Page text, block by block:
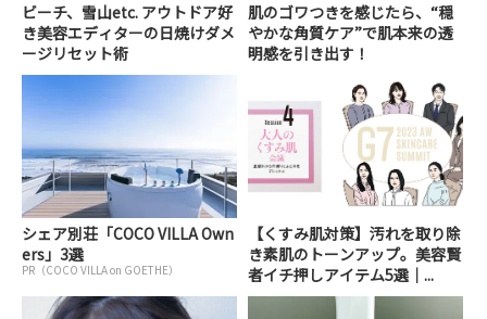
ビーチ、雪山etc. アウトドア好
き美容エディターの日焼けダメ
ージリセット術
肌のゴワつきを感じたら、“穏
やかな角質ケア”で肌本来の透
明感を引き出す！
シェア別荘「COCO VILLA Own
ers」3選
PR（COCO VILLA on GOETHE）
【くすみ肌対策】汚れを取り除
き素肌のトーンアップ。美容賢
者イチ押しアイテム5選｜...